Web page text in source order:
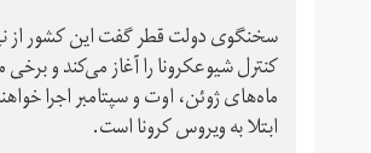
سخنگوی دولت قطر گفت این کشور از
کنترل شیوعکرونا را آغاز می‌کند و
ماه‌های ژوئن، اوت و سپتامبر اجرا
ابتلا به ویروس کرونا است.